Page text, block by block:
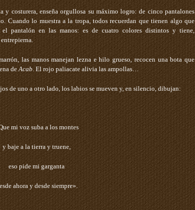
y costurera, enseña orgullosa su máximo logro: de cinco pantalones
Cuando lo muestra a la tropa, todos recuerdan que tienen algo que
el pantalón en las manos: es de cuatro colores distintos y tiene,
las manos manejan lezna e hilo grueso, recocen una bota que
deAcab. El rojo paliacate alivia las ampollas…
de uno a otro lado, los labios se mueven y, en silencio, dibujan:
mi voz suba a los montes
y baje a la tierra y truene,
eso pide mi garganta
ahora y desde siempre».